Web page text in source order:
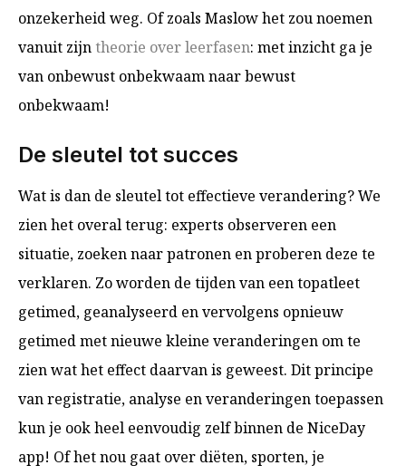
onzekerheid weg. Of zoals Maslow het zou noemen
vanuit zijntheorie over leerfasen: met inzicht ga je
van onbewust onbekwaam naar bewust
onbekwaam!
De sleutel tot succes
Wat is dan de sleutel tot effectieve verandering? We
zien het overal terug: experts observeren een
situatie, zoeken naar patronen en proberen deze te
verklaren. Zo worden de tijden van een topatleet
getimed, geanalyseerd en vervolgens opnieuw
getimed met nieuwe kleine veranderingen om te
zien wat het effect daarvan is geweest. Dit principe
van registratie, analyse en veranderingen toepassen
kun je ook heel eenvoudig zelf binnen de NiceDay
app! Of het nou gaat over diëten, sporten, je